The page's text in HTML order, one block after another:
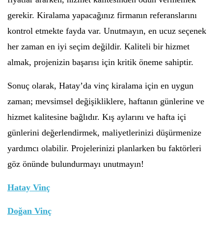
gerekir. Kiralama yapacağınız firmanın referanslarını
kontrol etmekte fayda var. Unutmayın, en ucuz seçenek
her zaman en iyi seçim değildir. Kaliteli bir hizmet
almak, projenizin başarısı için kritik öneme sahiptir.
Sonuç olarak, Hatay’da vinç kiralama için en uygun
zaman; mevsimsel değişikliklere, haftanın günlerine ve
hizmet kalitesine bağlıdır. Kış aylarını ve hafta içi
günlerini değerlendirmek, maliyetlerinizi düşürmenize
yardımcı olabilir. Projelerinizi planlarken bu faktörleri
göz önünde bulundurmayı unutmayın!
Hatay Vinç
Doğan Vinç